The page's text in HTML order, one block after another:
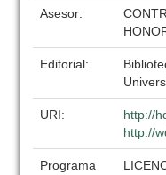
Asesor:
Editorial:
URI:
http://
http://
Programa